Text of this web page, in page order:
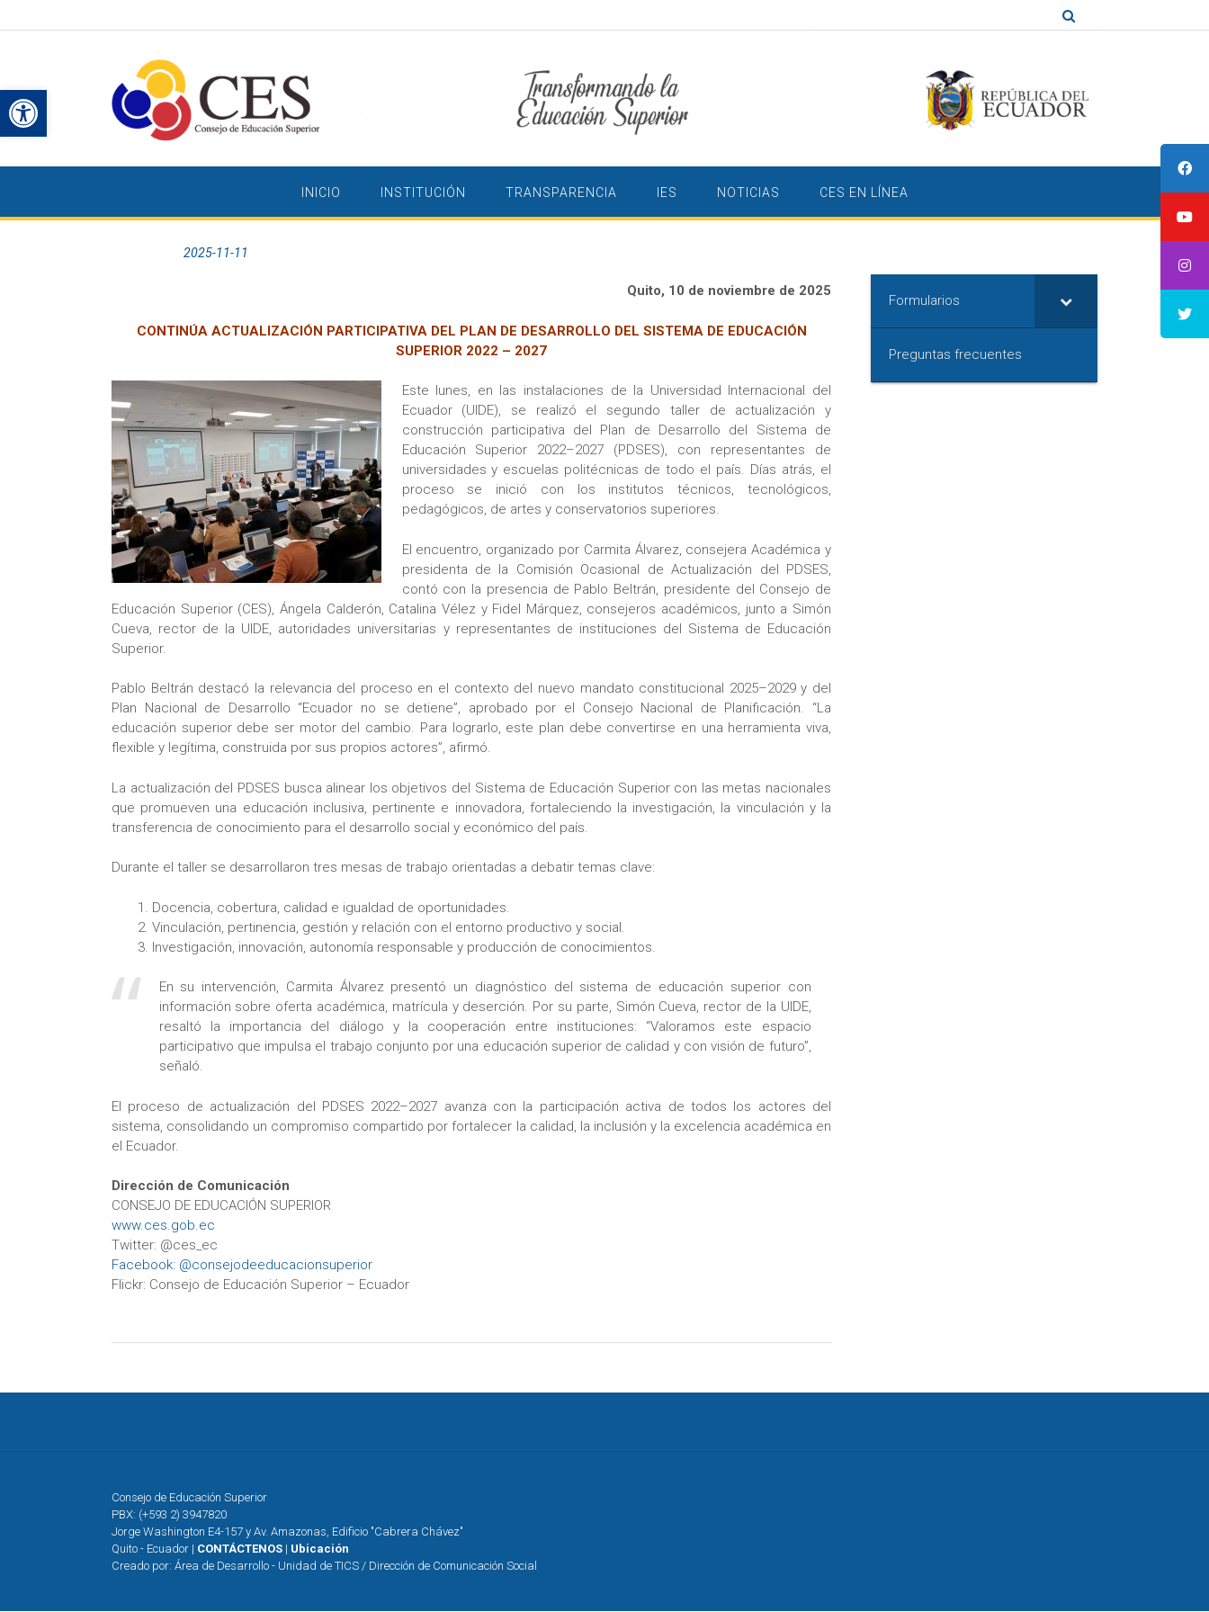
Abrir barra de herramientas
al
INICIO INSTITUCIÓN TRANSPARENCIA IES NOTICIAS CES EN LÍNEA
2025-11-11
Quito, 10 de noviembre de 2025
CONTINÚA ACTUALIZACIÓN PARTICIPATIVA DEL PLAN DE DESARROLLO DEL SISTEMA DE EDUCACIÓN
SUPERIOR 2022 – 2027
Este lunes, en las instalaciones de la Universidad Internacional del
Ecuador (UIDE), se realizó el segundo taller de actualización y
construcción participativa del Plan de Desarrollo del Sistema de
Educación Superior 2022–2027 (PDSES), con representantes de
universidades y escuelas politécnicas de todo el país. Días atrás, el
proceso se inició con los institutos técnicos, tecnológicos,
pedagógicos, de artes y conservatorios superiores.
El encuentro, organizado por Carmita Álvarez, consejera Académica y
presidenta de la Comisión Ocasional de Actualización del PDSES,
contó con la presencia de Pablo Beltrán, presidente del Consejo de
Educación Superior (CES), Ángela Calderón, Catalina Vélez y Fidel Márquez, consejeros académicos, junto a Simón
Cueva, rector de la UIDE, autoridades universitarias y representantes de instituciones del Sistema de Educación
Superior.
Pablo Beltrán destacó la relevancia del proceso en el contexto del nuevo mandato constitucional 2025–2029 y del
Plan Nacional de Desarrollo “Ecuador no se detiene”, aprobado por el Consejo Nacional de Planificación. “La
educación superior debe ser motor del cambio. Para lograrlo, este plan debe convertirse en una herramienta viva,
flexible y legítima, construida por sus propios actores”, afirmó.
La actualización del PDSES busca alinear los objetivos del Sistema de Educación Superior con las metas nacionales
que promueven una educación inclusiva, pertinente e innovadora, fortaleciendo la investigación, la vinculación y la
transferencia de conocimiento para el desarrollo social y económico del país.
Durante el taller se desarrollaron tres mesas de trabajo orientadas a debatir temas clave:
Docencia, cobertura, calidad e igualdad de oportunidades.
Vinculación, pertinencia, gestión y relación con el entorno productivo y social.
Investigación, innovación, autonomía responsable y producción de conocimientos.
En su intervención, Carmita Álvarez presentó un diagnóstico del sistema de educación superior con
información sobre oferta académica, matrícula y deserción. Por su parte, Simón Cueva, rector de la UIDE,
resaltó la importancia del diálogo y la cooperación entre instituciones: “Valoramos este espacio
participativo que impulsa el trabajo conjunto por una educación superior de calidad y con visión de futuro”,
señaló.
El proceso de actualización del PDSES 2022–2027 avanza con la participación activa de todos los actores del
sistema, consolidando un compromiso compartido por fortalecer la calidad, la inclusión y la excelencia académica en
el Ecuador.
Dirección de Comunicación
CONSEJO DE EDUCACIÓN SUPERIOR
www.ces.gob.ec
Twitter: @ces_ec
Facebook: @consejodeeducacionsuperior
Flickr: Consejo de Educación Superior – Ecuador
Formularios
Preguntas frecuentes
Consejo de Educación Superior
PBX: (+593 2) 3947820
Jorge Washington E4-157 y Av. Amazonas, Edificio "Cabrera Chávez"
Quito - Ecuador | CONTÁCTENOS | Ubicación
Creado por: Área de Desarrollo - Unidad de TICS / Dirección de Comunicación Social